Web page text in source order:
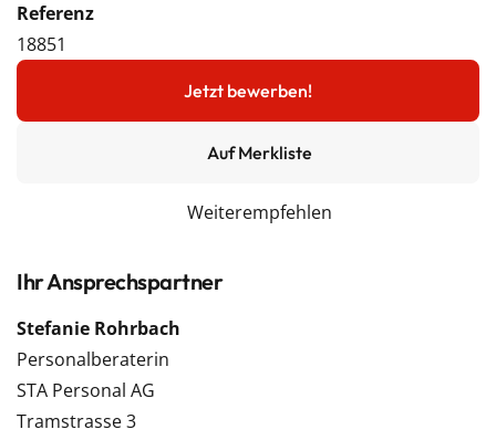
Referenz
18851
Jetzt bewerben!
Auf Merkliste
Weiterempfehlen
Ihr Ansprechspartner
Stefanie Rohrbach
Personalberaterin
STA Personal AG
Tramstrasse 3